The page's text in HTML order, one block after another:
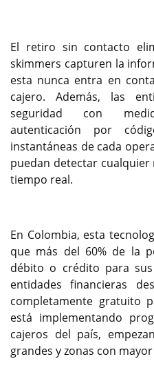
El retiro sin contacto
skimmers capturen la
esta nunca entra en
cajero. Además, las
seguridad con
autenticación por
instantáneas de cada
puedan detectar
tiempo real.
En Colombia, esta
que más del 60% de la
débito o crédito para
entidades financieras
completamente gratuito
está implementando
cajeros del país,
grandes y zonas con